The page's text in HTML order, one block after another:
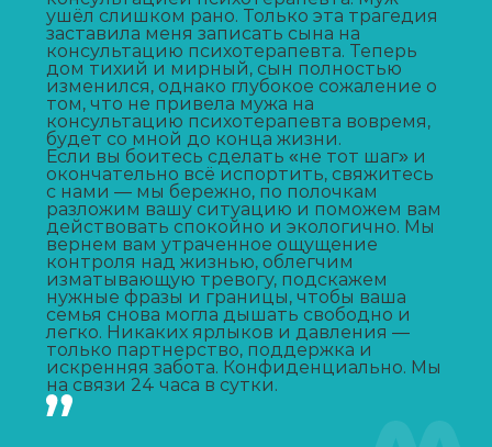
от 1 100 ₽ Записаться
Консультация нарколога
от 400 ₽ Записаться
Наркологическая экспертиза
от 2 500 ₽ Записаться
Наркологическая помощь
от 1 800 ₽ Записаться
ушёл слишком рано. Только эта трагедия
заставила меня записать сына на
консультацию психотерапевта. Теперь
дом тихий и мирный, сын полностью
изменился, однако глубокое сожаление о
том, что не привела мужа на
консультацию психотерапевта вовремя,
будет со мной до конца жизни.
Если вы боитесь сделать «не тот шаг» и
окончательно всё испортить, свяжитесь
с нами — мы бережно, по полочкам
разложим вашу ситуацию и поможем вам
действовать спокойно и экологично. Мы
вернем вам утраченное ощущение
контроля над жизнью, облегчим
изматывающую тревогу, подскажем
нужные фразы и границы, чтобы ваша
семья снова могла дышать свободно и
легко. Никаких ярлыков и давления —
только партнерство, поддержка и
искренняя забота. Конфиденциально. Мы
на связи 24 часа в сутки.